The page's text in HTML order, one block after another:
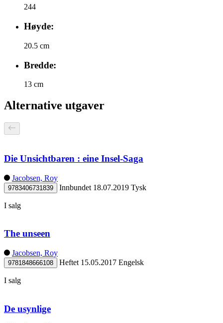
244
Høyde:
20.5 cm
Bredde:
13 cm
Alternative utgaver
Die Unsichtbaren : eine Insel-Saga
Jacobsen, Roy
9783406731839 Innbundet 18.07.2019 Tysk
I salg
The unseen
Jacobsen, Roy
9781848666108 Heftet 15.05.2017 Engelsk
I salg
De usynlige